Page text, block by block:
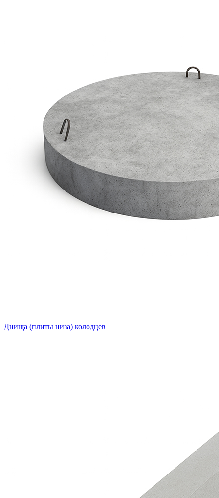
Днища (плиты низа) колодцев